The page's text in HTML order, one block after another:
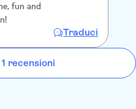
con il movimento per i diritti
o una sosta a
tempo apparteneva a zia
Church, a Bunny
a Coleman Corners e allo
fun and
Traduci
recensioni